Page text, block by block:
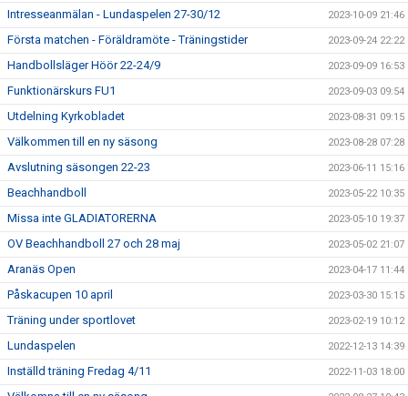
Intresseanmälan - Lundaspelen 27-30/12 2023-10-09 21:46
Första matchen - Föräldramöte - Träningstider 2023-09-24 22:22
Handbollsläger Höör 22-24/9 2023-09-09 16:53
Funktionärskurs FU1 2023-09-03 09:54
Utdelning Kyrkobladet 2023-08-31 09:15
Välkommen till en ny säsong 2023-08-28 07:28
Avslutning säsongen 22-23 2023-06-11 15:16
Beachhandboll 2023-05-22 10:35
Missa inte GLADIATORERNA 2023-05-10 19:37
OV Beachhandboll 27 och 28 maj 2023-05-02 21:07
Aranäs Open 2023-04-17 11:44
Påskacupen 10 april 2023-03-30 15:15
Träning under sportlovet 2023-02-19 10:12
Lundaspelen 2022-12-13 14:39
Inställd träning Fredag 4/11 2022-11-03 18:00